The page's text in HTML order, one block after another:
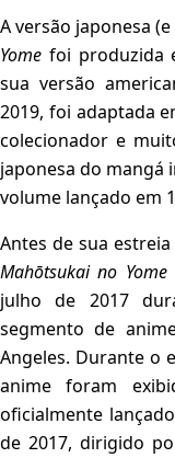
A versão japonesa
Yome foi produzida
sua versão
2019, foi adaptada
colecionador e
japonesa do mangá
volume lançado em
Antes de sua
Mahōtsukai no Yome
julho de 2017
segmento de
Angeles. Durante o
anime foram
oficialmente
de 2017, dirigido